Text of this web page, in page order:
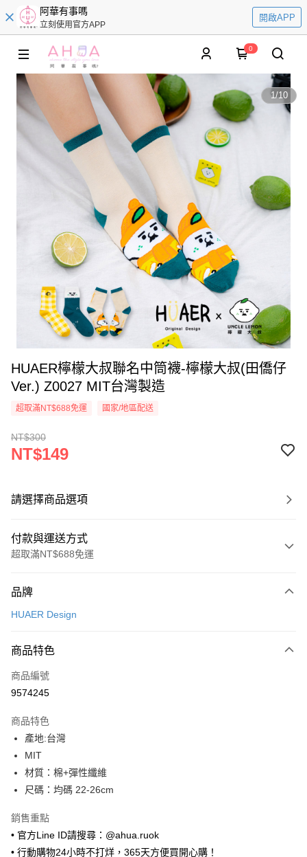
阿華有事嗎
立刻使用官方APP
開啟APP
0
1/10
HUAER檸檬大叔聯名中筒襪-檸檬大叔(田僑仔
Ver.) Z0027 MIT台灣製造
超取滿NT$688免運 國家/地區配送
NT$300
NT$149
請選擇商品選項
付款與運送方式
超取滿NT$688免運
信用卡一次付款
LINE Pay
Apple Pay
悠遊付
ATM付款
運送方式
付款後全家取貨
品牌
HUAER Design
商品特色
商品編號
9574245
商品特色
產地:台灣
MIT
材質：棉+彈性纖維
尺碼：均碼 22-26cm
銷售重點
• 官方Line ID請搜尋：@ahua.ruok
• 行動購物24小時不打烊，365天方便買開心購！